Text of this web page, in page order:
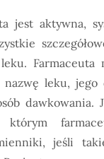
jest aktywna,
Farmaceuta
nazwę leku, jego
dawkowania.
jeśli